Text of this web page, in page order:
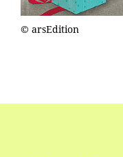
© arsEdition